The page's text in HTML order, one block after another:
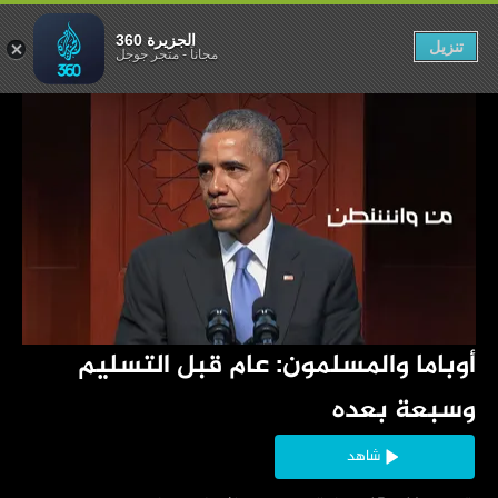
وسبعة بعده
شاهد
وسبعة بعده
الجزيرة 360
مجاناً-متجر جوجل تنزيل